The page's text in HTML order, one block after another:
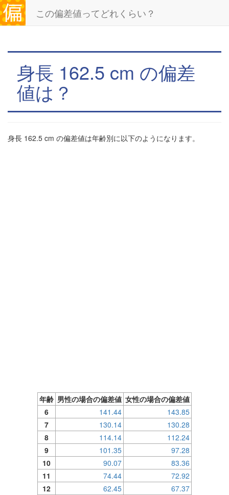
この偏差値ってどれくらい？
身長 162.5 cm の偏差
値は？
身長 162.5 cm の偏差値は年齢別に以下のようになります。
年齢 男性の場合の偏差値 女性の場合の偏差値
6
141.44
143.85
7
130.14
130.28
8
114.14
112.24
9
101.35
97.28
10
90.07
83.36
11
74.44
72.92
12
62.45
67.37